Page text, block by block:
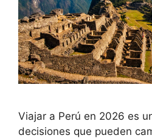
Viajar a Perú en 2026 es
decisiones que pueden